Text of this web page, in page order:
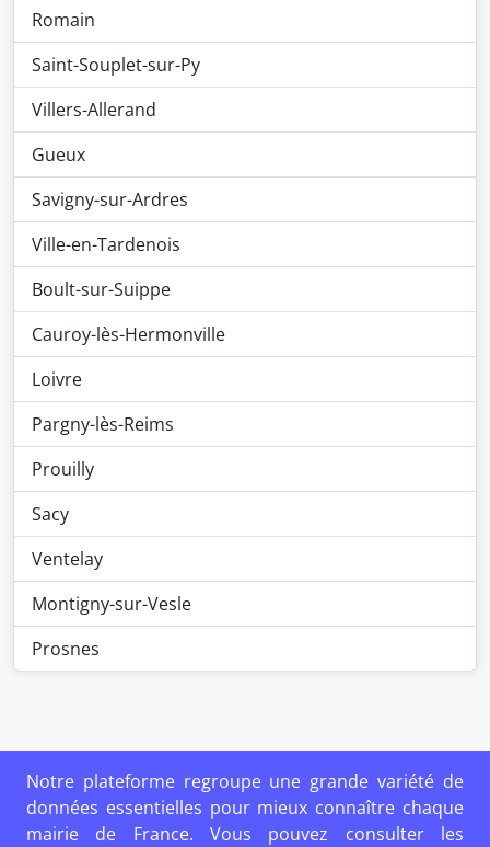
Romain
Saint-Souplet-sur-Py
Villers-Allerand
Gueux
Savigny-sur-Ardres
Ville-en-Tardenois
Boult-sur-Suippe
Cauroy-lès-Hermonville
Loivre
Pargny-lès-Reims
Prouilly
Sacy
Ventelay
Montigny-sur-Vesle
Prosnes
Notre plateforme regroupe une grande variété de
données essentielles pour mieux connaître chaque
mairie de France. Vous pouvez consulter les